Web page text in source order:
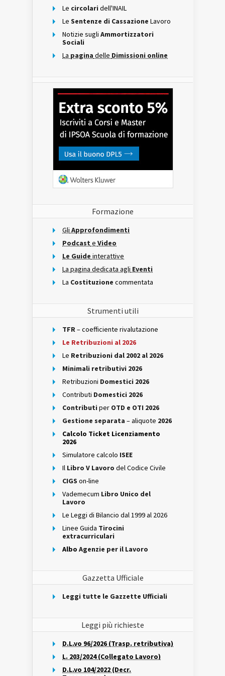
Le circolari dell'INAIL
Le Sentenze di Cassazione Lavoro
Notizie sugli Ammortizzatori
Sociali
La pagina delle Dimissioni online
Formazione
Gli Approfondimenti
Podcast e Video
Le Guide interattive
La pagina dedicata agli Eventi
La Costituzione commentata
Strumenti utili
TFR– coefficiente rivalutazione
Le Retribuzioni al 2026
Le Retribuzioni dal 2002 al 2026
Minimali retributivi 2026
Retribuzioni Domestici 2026
Contributi Domestici 2026
Contributi per OTD e OTI 2026
Gestione separata – aliquote 2026
Calcolo Ticket Licenziamento
2026
Simulatore calcolo ISEE
Il Libro V Lavoro del Codice Civile
CIGS on-line
Vademecum Libro Unico del
Lavoro
Le Leggi di Bilancio dal 1999 al 2026
Linee Guida Tirocini
extracurriculari
Albo Agenzie per il Lavoro
Gazzetta Ufficiale
Leggi tutte le Gazzette Ufficiali
Leggi più richieste
D.L.vo 96/2026 (Trasp. retributiva)
L. 203/2024 (Collegato Lavoro)
D.L.vo 104/2022 (Decr.